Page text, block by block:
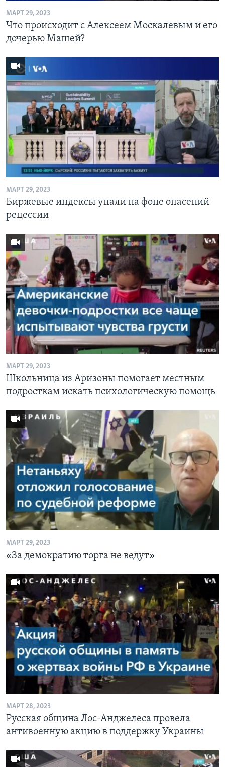
МАРТ 29, 2023
Что происходит с Алексеем Москалевым и его
дочерью Машей?
МАРТ 29, 2023
Биржевые индексы упали на фоне опасений
рецессии
МАРТ 29, 2023
Школьница из Аризоны помогает местным
подросткам искать психологическую помощь
МАРТ 29, 2023
«За демократию торга не ведут»
МАРТ 28, 2023
Русская община Лос-Анджелеса провела
антивоенную акцию в поддержку Украины